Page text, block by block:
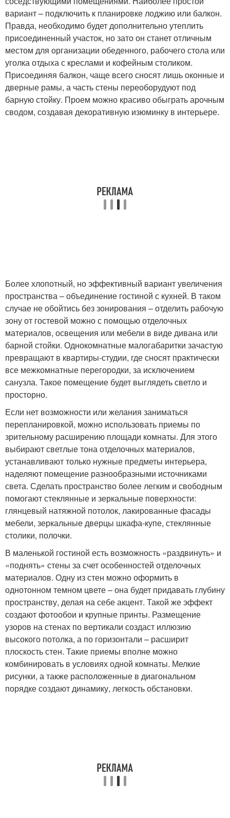
вариант – подключить к планировке лоджию или балкон.
Правда, необходимо будет дополнительно утеплить
присоединенный участок, но зато он станет отличным
местом для организации обеденного, рабочего стола или
уголка отдыха с креслами и кофейным столиком.
Присоединяя балкон, чаще всего сносят лишь оконные и
дверные рамы, а часть стены переоборудуют под
барную стойку. Проем можно красиво обыграть арочным
сводом, создавая декоративную изюминку в интерьере.
Более хлопотный, но эффективный вариант увеличения
пространства – объединение гостиной с кухней. В таком
случае не обойтись без зонирования – отделить рабочую
зону от гостевой можно с помощью отделочных
материалов, освещения или мебели в виде дивана или
барной стойки. Однокомнатные малогабаритки зачастую
превращают в квартиры-студии, где сносят практически
все межкомнатные перегородки, за исключением
санузла. Такое помещение будет выглядеть светло и
просторно.
Если нет возможности или желания заниматься
перепланировкой, можно использовать приемы по
зрительному расширению площади комнаты. Для этого
выбирают светлые тона отделочных материалов,
устанавливают только нужные предметы интерьера,
наделяют помещение разнообразными источниками
света. Сделать пространство более легким и свободным
помогают стеклянные и зеркальные поверхности:
глянцевый натяжной потолок, лакированные фасады
мебели, зеркальные дверцы шкафа-купе, стеклянные
столики, полочки.
В маленькой гостиной есть возможность «раздвинуть» и
«поднять» стены за счет особенностей отделочных
материалов. Одну из стен можно оформить в
однотонном темном цвете – она будет придавать глубину
пространству, делая на себе акцент. Такой же эффект
создают фотообои и крупные принты. Размещение
узоров на стенах по вертикали создаст иллюзию
высокого потолка, а по горизонтали – расширит
плоскость стен. Такие приемы вполне можно
комбинировать в условиях одной комнаты. Мелкие
рисунки, а также расположенные в диагональном
порядке создают динамику, легкость обстановки.